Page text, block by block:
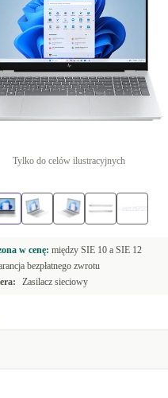
Tylko do celów ilustracyjnych
w cenę: między SIE 10 a SIE 12
bezpłatnego zwrotu
Zasilacz sieciowy